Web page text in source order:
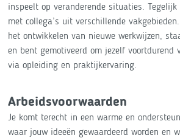
inspeelt op veranderende situaties.
met collega’s uit verschillende
het ontwikkelen van nieuwe werkwijzen,
en bent gemotiveerd om jezelf voortdurend
via opleiding en praktijkervaring.
Arbeidsvoorwaarden
Je komt terecht in een warme en
waar jouw ideeën gewaardeerd worden en